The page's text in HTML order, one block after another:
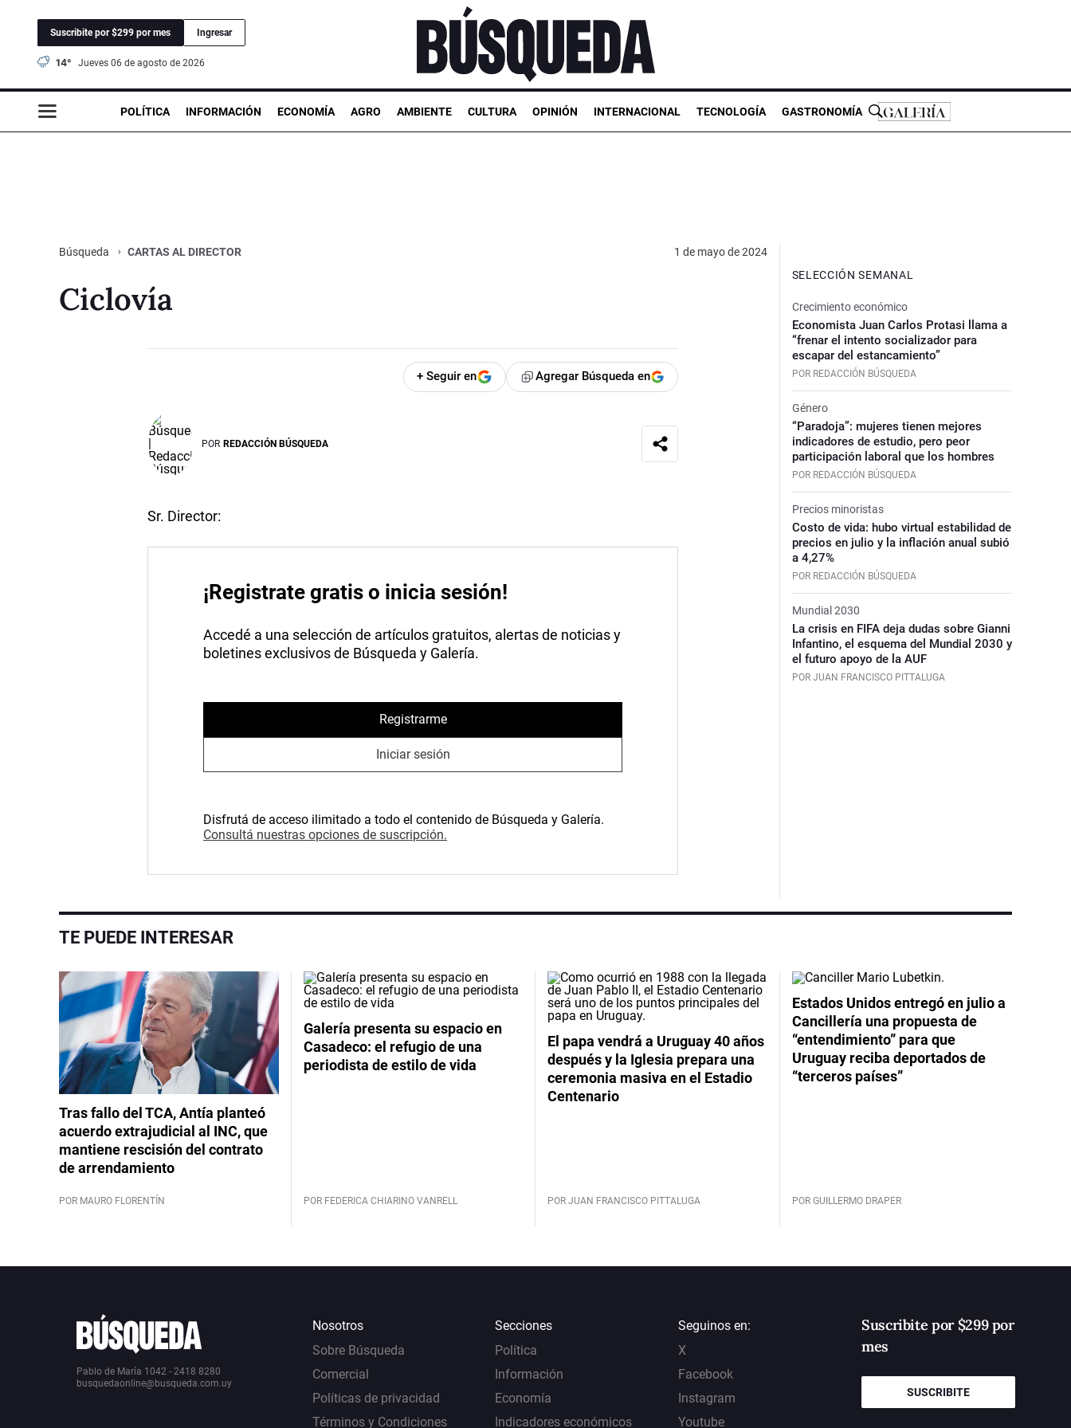
Suscribite por $299 por mes Ingresar
14° jueves 06 de agosto de 2026
POLÍTICA INFORMACIÓN ECONOMÍA AGRO AMBIENTE CULTURA OPINIÓN INTERNACIONAL TECNOLOGÍA GASTRONOMÍA
Búsqueda CARTAS AL DIRECTOR 1 de mayo de 2024
Ciclovía
+ Seguir en Agregar Búsqueda en
POR REDACCIÓN BÚSQUEDA
Sr. Director:
¡Registrate gratis o inicia sesión!
Accedé a una selección de artículos gratuitos, alertas de noticias y
boletines exclusivos de Búsqueda y Galería.
Registrarme
Iniciar sesión
Disfrutá de acceso ilimitado a todo el contenido de Búsqueda y Galería.
Consultá nuestras opciones de suscripción.
SELECCIÓN SEMANAL
Crecimiento económico
Economista Juan Carlos Protasi llama a
“frenar el intento socializador para
escapar del estancamiento”
POR REDACCIÓN BÚSQUEDA
Género
“Paradoja”: mujeres tienen mejores
indicadores de estudio, pero peor
participación laboral que los hombres
POR REDACCIÓN BÚSQUEDA
Precios minoristas
Costo de vida: hubo virtual estabilidad de
precios en julio y la inflación anual subió
a 4,27%
POR REDACCIÓN BÚSQUEDA
Mundial 2030
La crisis en FIFA deja dudas sobre Gianni
Infantino, el esquema del Mundial 2030 y
el futuro apoyo de la AUF
POR JUAN FRANCISCO PITTALUGA
TE PUEDE INTERESAR
Tras fallo del TCA, Antía planteó
acuerdo extrajudicial al INC, que
mantiene rescisión del contrato
de arrendamiento
POR MAURO FLORENTÍN
Galería presenta su espacio en
Casadeco: el refugio de una
periodista de estilo de vida
POR FEDERICA CHIARINO VANRELL
El papa vendrá a Uruguay 40 años
después y la Iglesia prepara una
ceremonia masiva en el Estadio
Centenario
POR JUAN FRANCISCO PITTALUGA
Estados Unidos entregó en julio a
Cancillería una propuesta de
“entendimiento” para que
Uruguay reciba deportados de
“terceros países”
POR GUILLERMO DRAPER
Pablo de María 1042 - 2418 8280
busquedaonline@busqueda.com.uy
Nosotros
Sobre Búsqueda
Comercial
Políticas de privacidad
Términos y Condiciones
Secciones
Política
Información
Economía
Indicadores económicos
Seguinos en:
X
Facebook
Instagram
Youtube
Suscribite por $299 por
mes
SUSCRIBITE